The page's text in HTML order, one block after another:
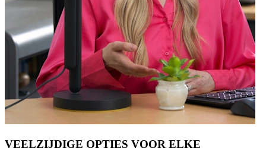
VEELZIJDIGE OPTIES VOOR ELKE